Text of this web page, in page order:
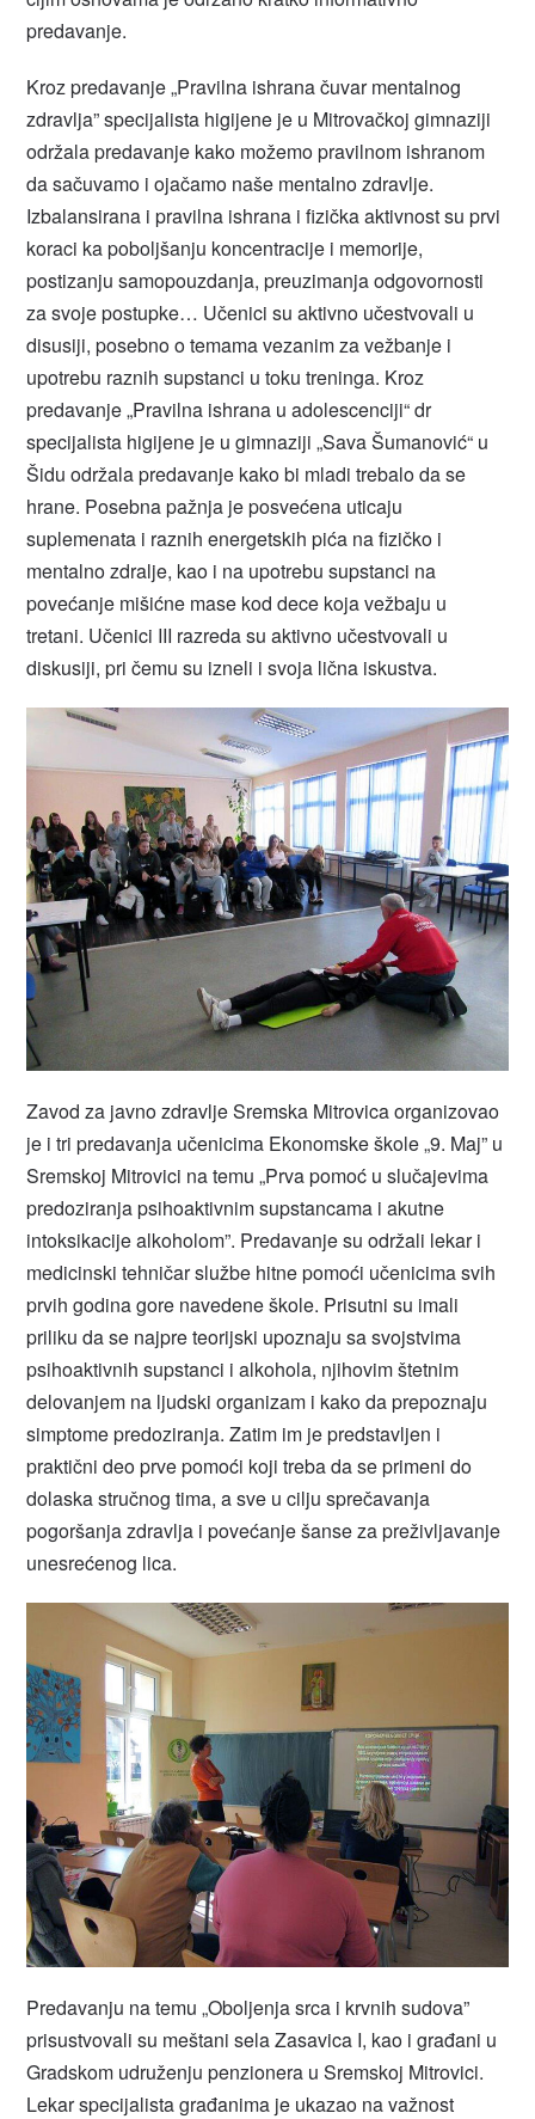
predavanje.
Kroz predavanje „Pravilna ishrana čuvar mentalnog
zdravlja” specijalista higijene je u Mitrovačkoj gimnaziji
održala predavanje kako možemo pravilnom ishranom
da sačuvamo i ojačamo naše mentalno zdravlje.
Izbalansirana i pravilna ishrana i fizička aktivnost su prvi
koraci ka poboljšanju koncentracije i memorije,
postizanju samopouzdanja, preuzimanja odgovornosti
za svoje postupke… Učenici su aktivno učestvovali u
disusiji, posebno o temama vezanim za vežbanje i
upotrebu raznih supstanci u toku treninga. Kroz
predavanje „Pravilna ishrana u adolescenciji“ dr
specijalista higijene je u gimnaziji „Sava Šumanović“ u
Šidu održala predavanje kako bi mladi trebalo da se
hrane. Posebna pažnja je posvećena uticaju
suplemenata i raznih energetskih pića na fizičko i
mentalno zdralje, kao i na upotrebu supstanci na
povećanje mišićne mase kod dece koja vežbaju u
tretani. Učenici III razreda su aktivno učestvovali u
diskusiji, pri čemu su izneli i svoja lična iskustva.
Zavod za javno zdravlje Sremska Mitrovica organizovao
je i tri predavanja učenicima Ekonomske škole „9. Maj” u
Sremskoj Mitrovici na temu „Prva pomoć u slučajevima
predoziranja psihoaktivnim supstancama i akutne
intoksikacije alkoholom”. Predavanje su održali lekar i
medicinski tehničar službe hitne pomoći učenicima svih
prvih godina gore navedene škole. Prisutni su imali
priliku da se najpre teorijski upoznaju sa svojstvima
psihoaktivnih supstanci i alkohola, njihovim štetnim
delovanjem na ljudski organizam i kako da prepoznaju
simptome predoziranja. Zatim im je predstavljen i
praktični deo prve pomoći koji treba da se primeni do
dolaska stručnog tima, a sve u cilju sprečavanja
pogoršanja zdravlja i povećanje šanse za preživljavanje
unesrećenog lica.
Predavanju na temu „Oboljenja srca i krvnih sudova”
prisustvovali su meštani sela Zasavica I, kao i građani u
Gradskom udruženju penzionera u Sremskoj Mitrovici.
Lekar specijalista građanima je ukazao na važnost